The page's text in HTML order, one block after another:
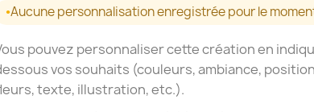
Aucune personnalisation enregistrée pour le
pouvez personnaliser cette création en
vos souhaits (couleurs, ambiance,
texte, illustration, etc.).